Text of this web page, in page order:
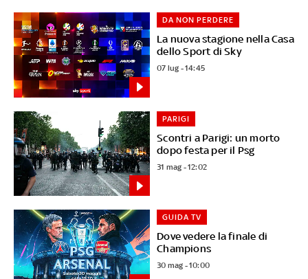
La nuova stagione nella Casa
dello Sport di Sky
DA NON PERDERE
07 lug - 14:45
Scontri a Parigi: un morto
dopo festa per il Psg
PARIGI
31 mag - 12:02
Dove vedere la finale di
Champions
GUIDA TV
30 mag - 10:00